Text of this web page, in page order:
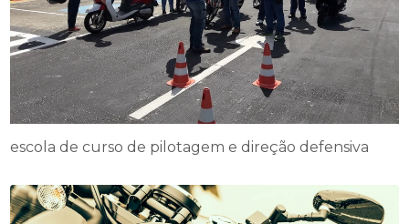
escola de curso de pilotagem e direção defensiva